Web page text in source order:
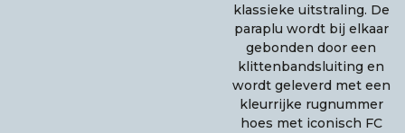
klassieke uitstraling. De
paraplu wordt bij elkaar
gebonden door een
klittenbandsluiting en
wordt geleverd met een
kleurrijke rugnummer
hoes met iconisch FC